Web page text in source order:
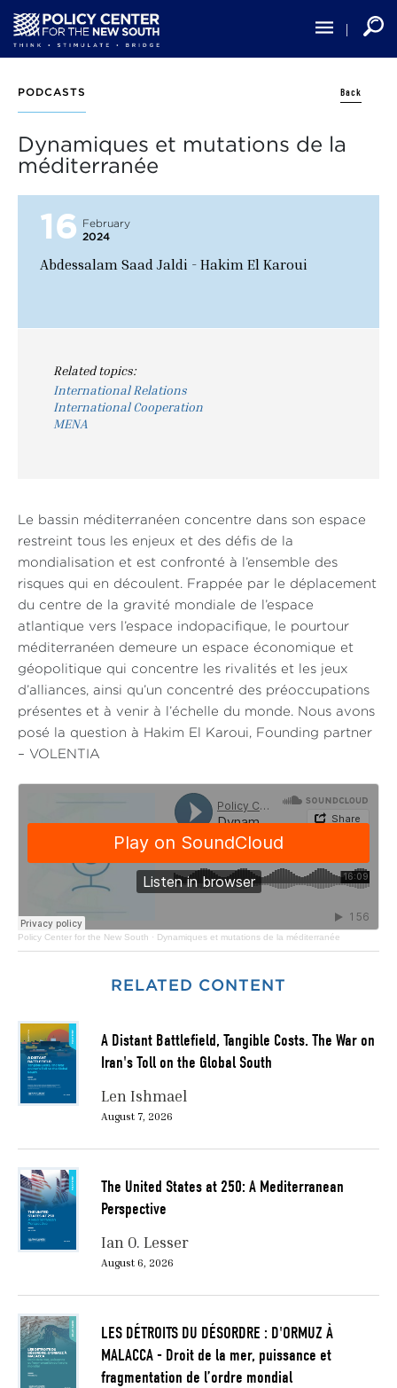
main
content
PODCASTS Back
Dynamiques et mutations de la
méditerranée
16
February
2024
Abdessalam Saad Jaldi - Hakim El Karoui
Related topics:
International Relations
International Cooperation
MENA
Le bassin méditerranéen concentre dans son espace
restreint tous les enjeux et des défis de la
mondialisation et est confronté à l’ensemble des
risques qui en découlent. Frappée par le déplacement
du centre de la gravité mondiale de l’espace
atlantique vers l’espace indopacifique, le pourtour
méditerranéen demeure un espace économique et
géopolitique qui concentre les rivalités et les jeux
d’alliances, ainsi qu’un concentré des préoccupations
présentes et à venir à l’échelle du monde. Nous avons
posé la question à Hakim El Karoui, Founding partner
– VOLENTIA
Policy Center for the New South · Dynamiques et mutations de la méditerranée
RELATED CONTENT
A Distant Battlefield, Tangible Costs. The War on
Iran's Toll on the Global South
Len Ishmael
August 7, 2026
The United States at 250: A Mediterranean
Perspective
Ian O. Lesser
August 6, 2026
LES DÉTROITS DU DÉSORDRE : D'ORMUZ À
MALACCA - Droit de la mer, puissance et
fragmentation de l’ordre mondial